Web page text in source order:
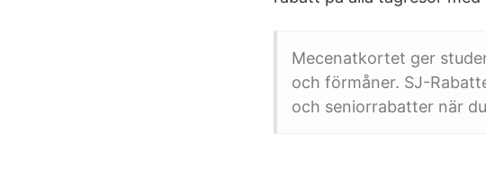
Mecenatkortet ger
och förmåner. SJ-
och seniorrabatter när